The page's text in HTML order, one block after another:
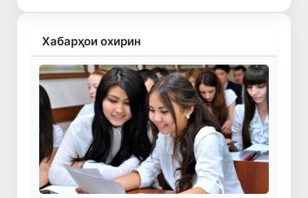
Хабарҳои охирин